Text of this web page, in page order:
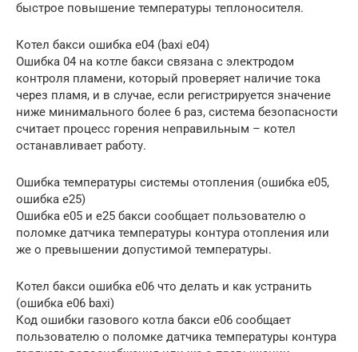
быстрое повышение температуры теплоносителя.
Котел бакси ошибка е04 (baxi e04)
Ошибка 04 на котле бакси связана с электродом
контроля пламени, который проверяет наличие тока
через пламя, и в случае, если регистрируется значение
ниже минимального более 6 раз, система безопасности
считает процесс горения неправильным – котел
останавливает работу.
Ошибка температуры системы отопления (ошибка е05,
ошибка е25)
Ошибка е05 и е25 бакси сообщает пользователю о
поломке датчика температуры контура отопления или
же о превышении допустимой температуры.
Котел бакси ошибка е06 что делать и как устранить
(ошибка e06 baxi)
Код ошибки газового котла бакси е06 сообщает
пользователю о поломке датчика температуры контура